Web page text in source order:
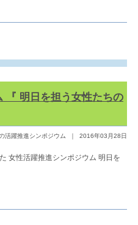
『 明日を担う女性たちの
活躍推進シンポジウム ｜ 2016年03月28日
女性活躍推進シンポジウム 明日を